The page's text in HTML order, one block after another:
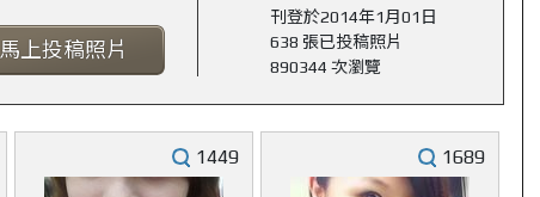
馬上投稿照片
刊登於2014年1月01日
638 張已投稿照片
890344 次瀏覽
1449 1689